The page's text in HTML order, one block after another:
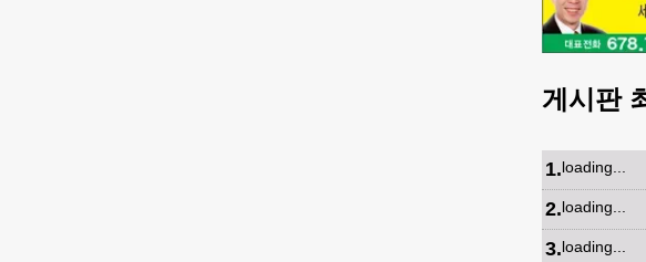
게시판
1.loading...
2.loading...
3.loading...